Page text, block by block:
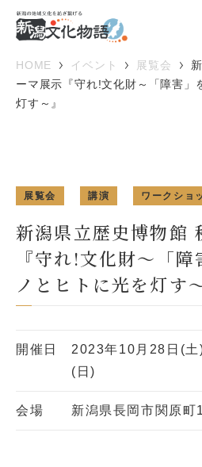
HOME イベント 展覧会
ーマ展示『守れ!文化財～「障害」
灯す～』
展覧会 講演 ワークショ
新潟県立歴史博物館
『守れ!文化財～「
ノとヒトに光を灯す～
開催日
2023年10月28日(
(日)
会場 新潟県長岡市関原